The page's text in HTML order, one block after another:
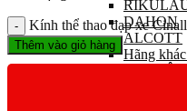
DAHON
ALCOTT
Hãng
Kính thể thao đạp xe
Thêm vào giỏ hàng